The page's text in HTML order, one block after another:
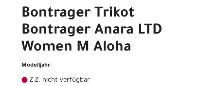
Bontrager Trikot
Bontrager Anara LTD
Women M Aloha
Modelljahr
Z.Z. nicht verfügbar